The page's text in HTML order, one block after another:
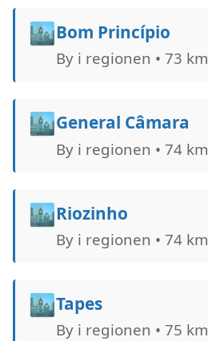
🏙️Bom Princípio
By i regionen • 73 km
🏙️General Câmara
By i regionen • 74 km
🏙️Riozinho
By i regionen • 74 km
🏙️Tapes
By i regionen • 75 km